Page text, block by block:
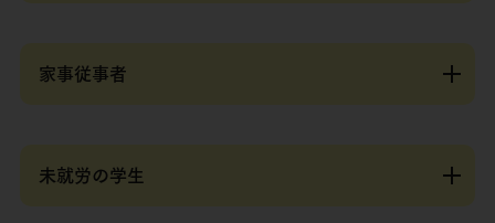
家事従事者
未就労の学生